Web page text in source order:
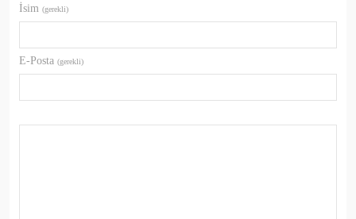
İsim (gerekli)
E-Posta (gerekli)